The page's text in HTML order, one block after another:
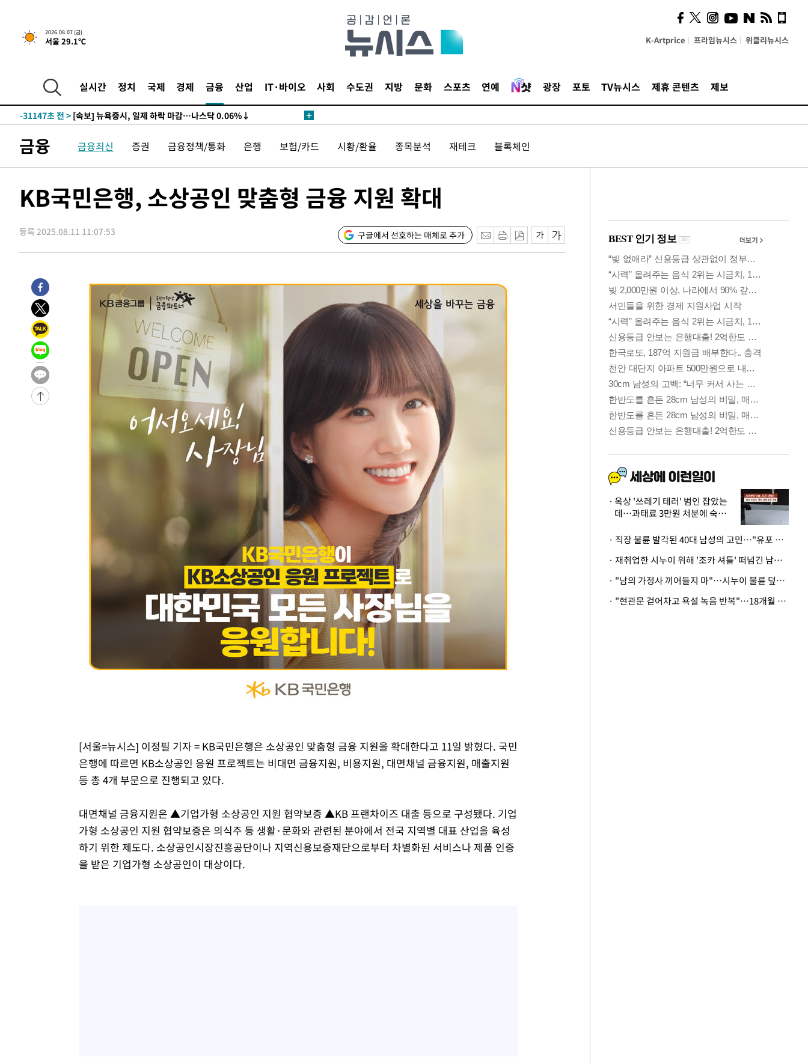
2026.08.07 (금)
서울 29.1℃ K-Artprice 프라임뉴시스 위클리뉴시스
실시간 정치 국제 경제 금융 산업 IT·바이오 사회 수도권 지방 문화 스포츠 연예 광장 포토 TV뉴시스 제휴 콘텐츠 제보
-31147초 전 > [속보] 뉴욕증시, 일제 하락 마감…나스닥 0.06%↓
금융 금융최신 증권 금융정책/통화 은행 보험/카드 시황/환율 종목분석 재테크 블록체인
KB국민은행, 소상공인 맞춤형 금융 지원 확대
등록 2025.08.11 11:07:53 구글에서 선호하는 매체로 추가
[서울=뉴시스] 이정필 기자 = KB국민은행은 소상공인 맞춤형 금융 지원을 확대한다고 11일 밝혔다. 국민
은행에 따르면 KB소상공인 응원 프로젝트는 비대면 금융지원, 비용지원, 대면채널 금융지원, 매출지원
등 총 4개 부문으로 진행되고 있다.
대면채널 금융지원은 ▲기업가형 소상공인 지원 협약보증 ▲KB 프랜차이즈 대출 등으로 구성됐다. 기업
가형 소상공인 지원 협약보증은 의식주 등 생활·문화와 관련된 분야에서 전국 지역별 대표 산업을 육성
하기 위한 제도다. 소상공인시장진흥공단이나 지역신용보증재단으로부터 차별화된 서비스나 제품 인증
을 받은 기업가형 소상공인이 대상이다.
의견, 국토부·LH에 충실히
전달할 것"
옥상 '쓰레기 테러' 범인 잡았는
데…과태료 3만원 처분에 숙박업
· 직장 불륜 발각된 40대 남성의 고민…"유포 동료 명예훼손·협박죄 고소 가능할까"
· 재취업한 시누이 위해 '조카 셔틀' 떠넘긴 남편…아내 "난 못한다"
· "남의 가정사 끼어들지 마"…시누이 불륜 덮으려는 남편에 억울한 아내
· "현관문 걷어차고 욕설 녹음 반복"…18개월 아기 키우는 집 뒤흔든 '앞집의 비극'